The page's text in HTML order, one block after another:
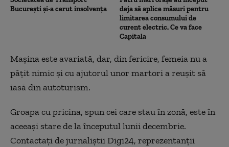
București și-a cerut insolvența
deja să aplice măsuri pentru
limitarea consumului de
curent electric. Ce va face
Capitala
Mașina este avariată, dar, din fericire, femeia nu a
pățit nimic şi cu ajutorul unor martori a reuşit să
iasă din autoturism.
Groapa cu pricina, spun cei care stau în zonă, este în
aceeaşi stare de la începutul lunii decembrie.
Contactaţi de jurnaliştii Digi24, reprezentanţii